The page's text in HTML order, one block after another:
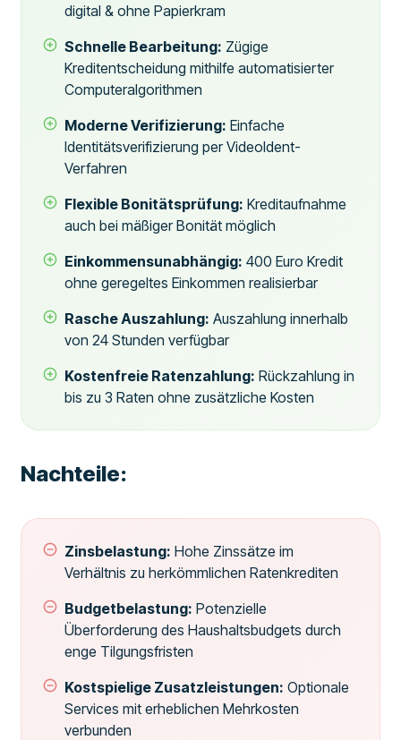
digital & ohne Papierkram
Schnelle Bearbeitung: Zügige
Kreditentscheidung mithilfe automatisierter
Computeralgorithmen
Moderne Verifizierung: Einfache
Identitätsverifizierung per VideoIdent-
Verfahren
Flexible Bonitätsprüfung: Kreditaufnahme
auch bei mäßiger Bonität möglich
Einkommensunabhängig: 400 Euro Kredit
ohne geregeltes Einkommen realisierbar
Rasche Auszahlung: Auszahlung innerhalb
von 24 Stunden verfügbar
Kostenfreie Ratenzahlung: Rückzahlung in
bis zu 3 Raten ohne zusätzliche Kosten
Nachteile:
Zinsbelastung: Hohe Zinssätze im
Verhältnis zu herkömmlichen Ratenkrediten
Budgetbelastung: Potenzielle
Überforderung des Haushaltsbudgets durch
enge Tilgungsfristen
Kostspielige Zusatzleistungen: Optionale
Services mit erheblichen Mehrkosten
verbunden